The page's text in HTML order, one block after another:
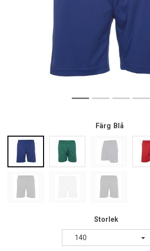
Färg Blå
Storlek
140